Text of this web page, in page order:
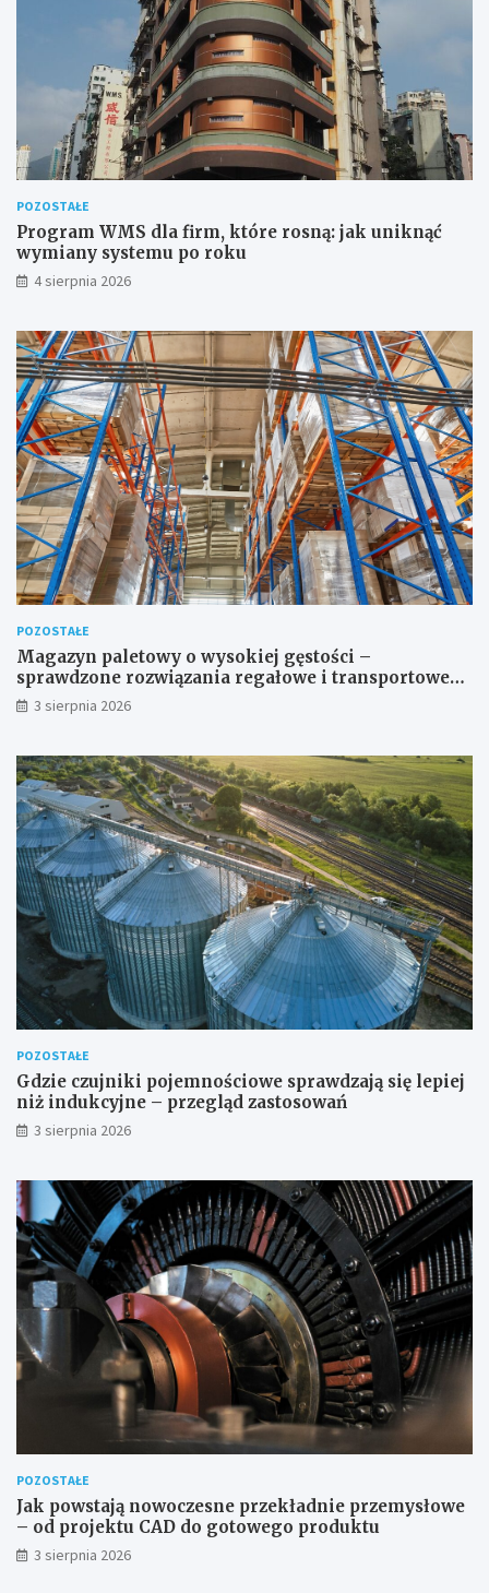
POZOSTAŁE
Program WMS dla firm, które rosną: jak uniknąć
wymiany systemu po roku
4 sierpnia 2026
POZOSTAŁE
Magazyn paletowy o wysokiej gęstości –
sprawdzone rozwiązania regałowe i transportowe
dla wymagających przestrzeni
3 sierpnia 2026
POZOSTAŁE
Gdzie czujniki pojemnościowe sprawdzają się lepiej
niż indukcyjne – przegląd zastosowań
3 sierpnia 2026
POZOSTAŁE
Jak powstają nowoczesne przekładnie przemysłowe
– od projektu CAD do gotowego produktu
3 sierpnia 2026